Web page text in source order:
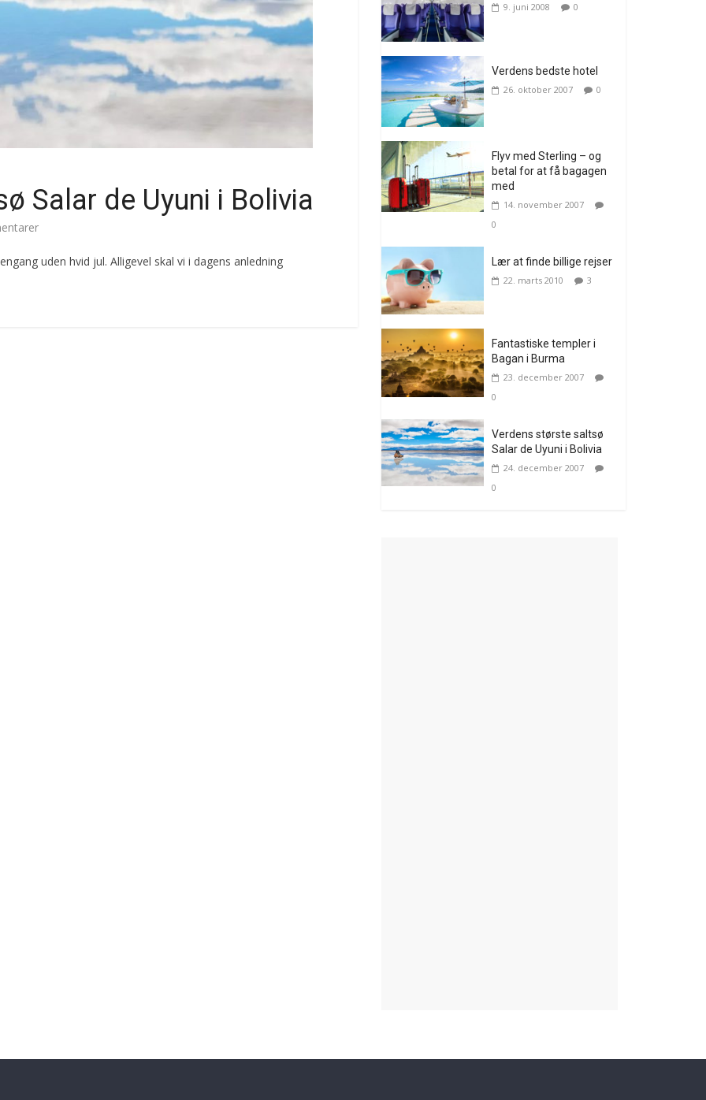
Salar de Uyuni i Bolivia
uden hvid jul. Alligevel skal vi i dagens anledning
9. juni 2008 0
Verdens bedste hotel
26. oktober 2007 0
Flyv med Sterling – og
betal for at få bagagen
med
14. november 2007
0
Lær at finde billige rejser
22. marts 2010 3
Fantastiske templer i
Bagan i Burma
23. december 2007
0
Verdens største saltsø
Salar de Uyuni i Bolivia
24. december 2007
0